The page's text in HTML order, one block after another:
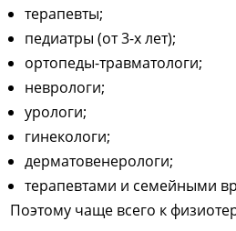
терапевты;
педиатры (от 3-х лет);
ортопеды-травматологи;
неврологи;
урологи;
гинекологи;
дерматовенерологи;
терапевтами и семейными
Поэтому чаще всего к